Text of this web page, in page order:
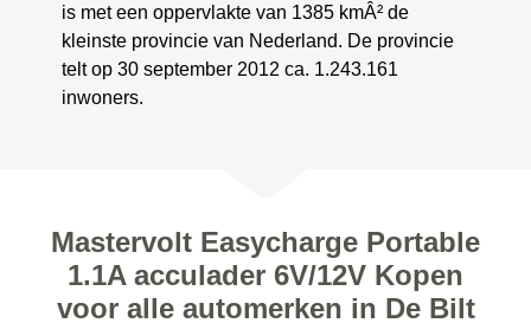
is met een oppervlakte van 1385 kmÂ² de
kleinste provincie van Nederland. De provincie
telt op 30 september 2012 ca. 1.243.161
inwoners.
Mastervolt Easycharge Portable
1.1A acculader 6V/12V Kopen
voor alle automerken in De Bilt